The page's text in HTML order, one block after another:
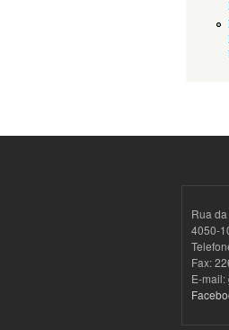
Rua
4050-
Fax:
E-mail: